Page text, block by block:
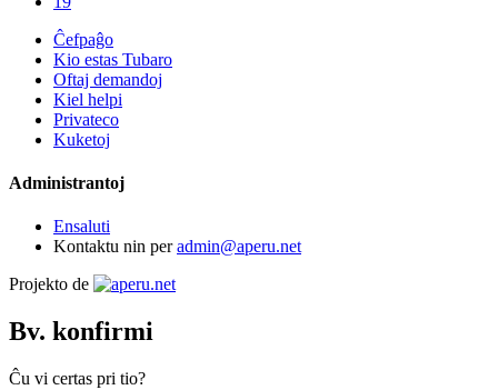
Ĉefpaĝo
Kio estas Tubaro
Oftaj demandoj
Kiel helpi
Privateco
Kuketoj
Administrantoj
Ensaluti
Kontaktu nin peradmin@aperu.net
Projekto de
Bv. konfirmi
Ĉu vi certas pri tio?